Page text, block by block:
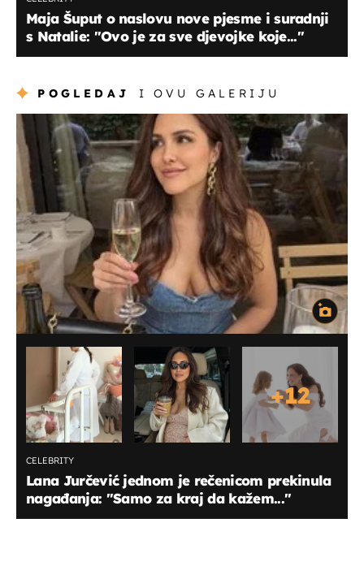
Maja Šuput o naslovu nove pjesme i suradnji
s Natalie: ''Ovo je za sve djevojke koje...''
POGLEDAJ I OVU GALERIJU
+12
CELEBRITY
Lana Jurčević jednom je rečenicom prekinula
nagađanja: ''Samo za kraj da kažem...''